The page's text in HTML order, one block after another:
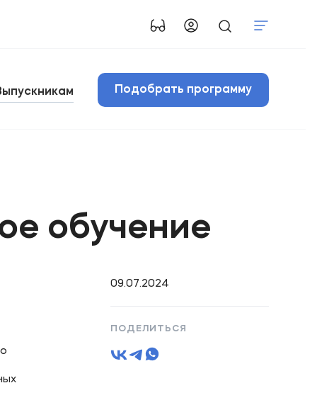
Подобрать программу
обучение
09.07.2024
ПОДЕЛИТЬСЯ